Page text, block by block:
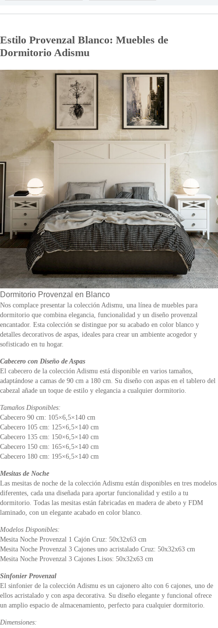
Estilo Provenzal Blanco: Muebles de
Dormitorio Adismu
Dormitorio Provenzal en Blanco
Nos complace presentar la colección Adismu, una línea de muebles para
dormitorio que combina elegancia, funcionalidad y un diseño provenzal
encantador. Esta colección se distingue por su acabado en color blanco y
detalles decorativos de aspas, ideales para crear un ambiente acogedor y
sofisticado en tu hogar.
Cabecero con Diseño de Aspas
El cabecero de la colección Adismu está disponible en varios tamaños,
adaptándose a camas de 90 cm a 180 cm. Su diseño con aspas en el tablero del
cabezal añade un toque de estilo y elegancia a cualquier dormitorio.
Tamaños Disponibles:
Cabecero 90 cm: 105×6,5×140 cm
Cabecero 105 cm: 125×6,5×140 cm
Cabecero 135 cm: 150×6,5×140 cm
Cabecero 150 cm: 165×6,5×140 cm
Cabecero 180 cm: 195×6,5×140 cm
Mesitas de Noche
Las mesitas de noche de la colección Adismu están disponibles en tres modelos
diferentes, cada una diseñada para aportar funcionalidad y estilo a tu
dormitorio. Todas las mesitas están fabricadas en madera de abeto y FDM
laminado, con un elegante acabado en color blanco.
Modelos Disponibles:
Mesita Noche Provenzal 1 Cajón Cruz: 50x32x63 cm
Mesita Noche Provenzal 3 Cajones uno acristalado Cruz: 50x32x63 cm
Mesita Noche Provenzal 3 Cajones Lisos: 50x32x63 cm
Sinfonier Provenzal
El sinfonier de la colección Adismu es un cajonero alto con 6 cajones, uno de
ellos acristalado y con aspa decorativa. Su diseño elegante y funcional ofrece
un amplio espacio de almacenamiento, perfecto para cualquier dormitorio.
Dimensiones: